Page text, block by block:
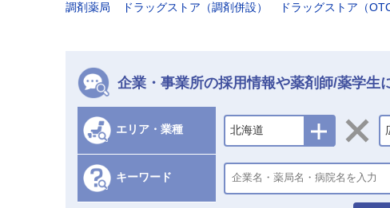
調剤薬局 ドラッグストア（調剤併設） ドラッグストア（
企業・事業所の採用情報や薬剤師/薬学生
エリア・業種 北海道
キーワード